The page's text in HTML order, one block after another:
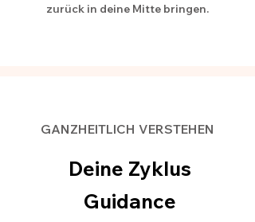
zurück in deine Mitte bringen.
GANZHEITLICH VERSTEHEN
Deine Zyklus
Guidance